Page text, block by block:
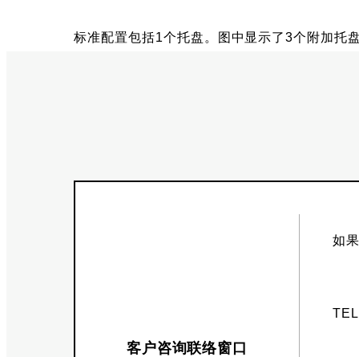
标准配置包括1个托盘。图中显示了3个附加托
客户咨询联络窗口
如